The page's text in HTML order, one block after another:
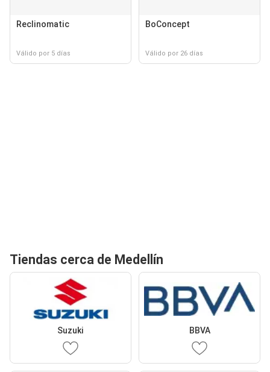
Reclinomatic
Válido por 5 días
BoConcept
Válido por 26 días
Tiendas cerca de Medellín
Suzuki BBVA